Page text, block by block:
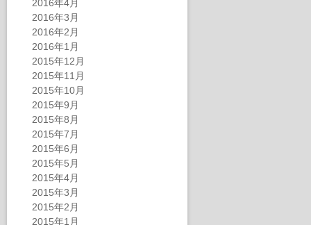
2016年4月
2016年3月
2016年2月
2016年1月
2015年12月
2015年11月
2015年10月
2015年9月
2015年8月
2015年7月
2015年6月
2015年5月
2015年4月
2015年3月
2015年2月
2015年1月